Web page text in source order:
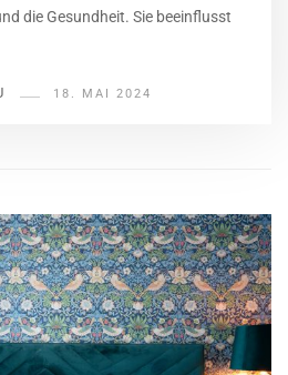
die Gesundheit. Sie beeinflusst
18. MAI 2024